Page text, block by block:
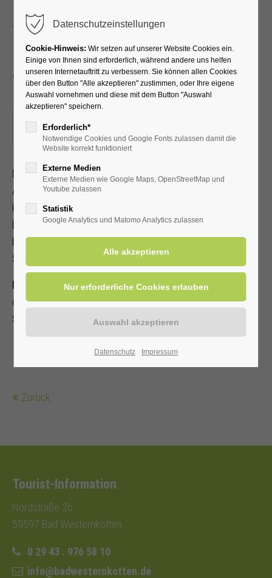
Weinfest
ORT: KURPARK
Drei Tage voller Genuss, guter Musik und einzigartiger
Atmosphäre – erlebt das Weinfest im wunderschönen
Kurpark Bad Westernkotten, eingebettet in einen
beeindruckenden alten Baumbestand, der mit seinem
besonderen Flair die perfekte Kulisse für entspannte
Sommertage und laue Weinabende bietet.
Electric Wine– Der perfekte Start ins Wochenende mit
entspannten House- und Lounge-Beats, sommerlicher
Stimmung und einem guten Glas Wein.
Zurück
Tourist-Information
Nordstraße 2b
59597 Bad Westernkotten
0 29 43 . 976 58 10
info@badwesternkotten.de
Datenschutzeinstellungen
Cookie-Hinweis: Wir setzen auf unserer Website Cookies ein.
Einige von Ihnen sind erforderlich, während andere uns helfen
unseren Internetauftritt zu verbessern. Sie können allen Cookies
über den Button "Alle akzeptieren" zustimmen, oder Ihre eigene
Auswahl vornehmen und diese mit dem Button "Auswahl
akzeptieren" speichern.
Erforderlich*
Notwendige Cookies und Google Fonts zulassen damit die
Website korrekt funktioniert
Externe Medien
Externe Medien wie Google Maps, OpenStreetMap und
Youtube zulassen
Statistik
Google Analytics und Matomo Analytics zulassen
Datenschutz Impressum